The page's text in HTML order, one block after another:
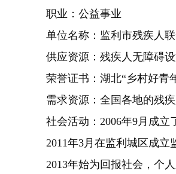
职业：公益事业
单位名称：监利市残疾人
供应资源：残疾人无障碍
荣誉证书：湖北“乡村好青
需求资源：全国各地的残
社会活动：2006年9月成立
2011年3月在监利城区成立
2013年始为回报社会，个